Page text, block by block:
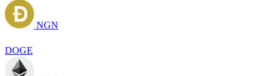
NGN
DOGE